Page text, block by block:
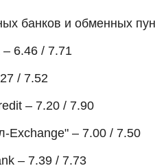
банков и обменных
– 6.46 / 7.71
/ 7.52
– 7.20 / 7.90
Exchange" – 7.00 / 7.50
– 7.39 / 7.73